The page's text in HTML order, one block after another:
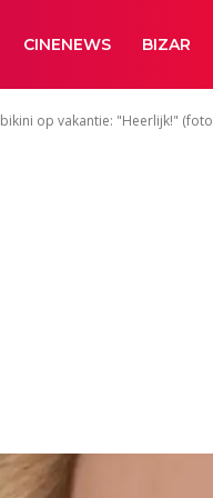
CINENEWS BIZAR
op vakantie: "Heerlijk!"